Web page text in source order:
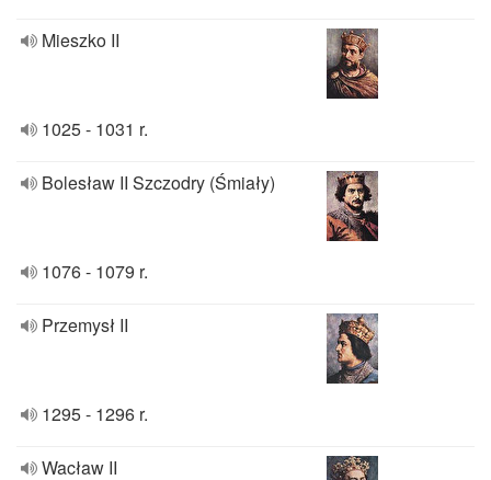
Mieszko II
1025 - 1031 r.
Bolesław II Szczodry (Śmiały)
1076 - 1079 r.
Przemysł II
1295 - 1296 r.
Wacław II